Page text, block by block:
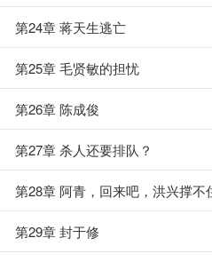
第24章 蒋天生逃亡
第25章 毛贤敏的担忧
第26章 陈成俊
第27章 杀人还要排队？
第28章 阿青，回来吧，洪兴撑不
第29章 封于修